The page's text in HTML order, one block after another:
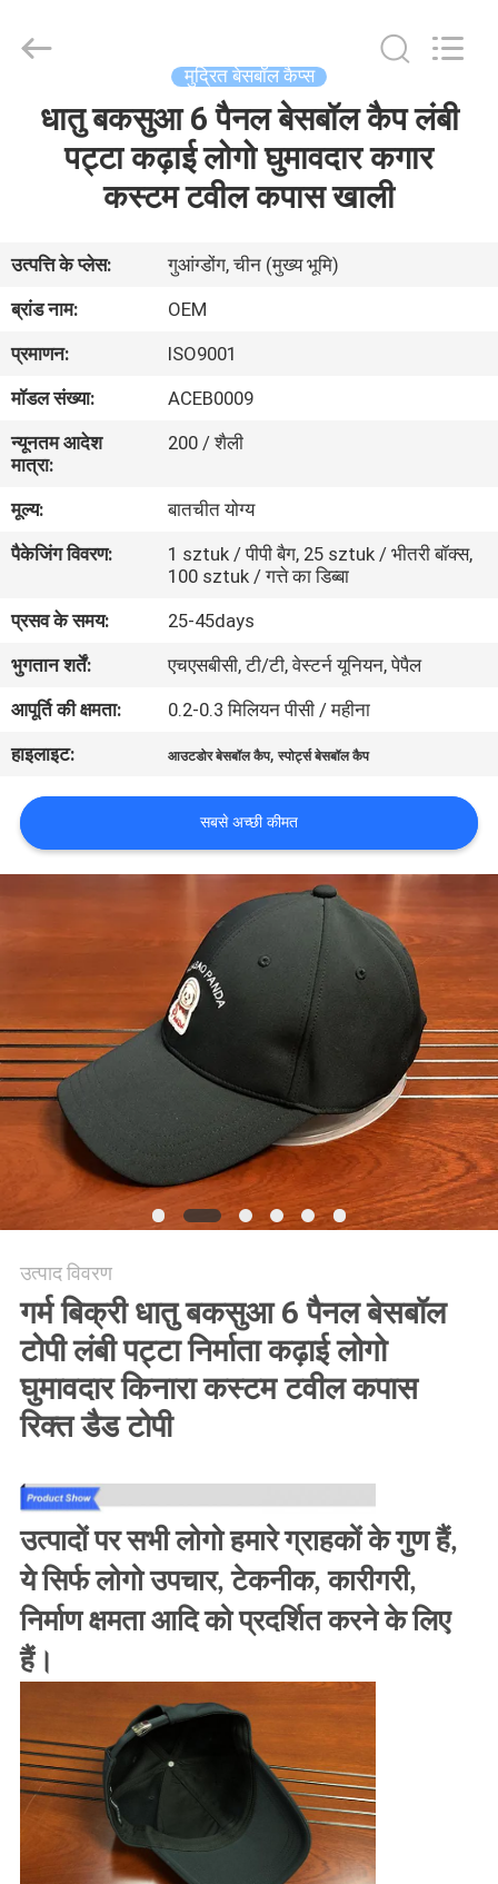
हमारे
बारे
में
कारखाना
भ्रमण
गुणवत्ता
नियंत्रण
संपर्क
करें
समाचार
मामलों
PRIVACY
Manufacturing
Reserved.
मुद्रित बेसबॉल कैप्स
धातु बकसुआ 6 पैनल बेसबॉल कैप लंबी
पट्टा कढ़ाई लोगो घुमावदार कगार
कस्टम टवील कपास खाली
उत्पत्ति के प्लेस:
गुआंग्डोंग, चीन (मुख्य भूमि)
ब्रांड नाम:
OEM
प्रमाणन:
ISO9001
मॉडल संख्या:
ACEB0009
न्यूनतम आदेश
मात्रा:
200 / शैली
मूल्य:
बातचीत योग्य
पैकेजिंग विवरण:
1 sztuk / पीपी बैग, 25 sztuk / भीतरी बॉक्स,
100 sztuk / गत्ते का डिब्बा
प्रसव के समय:
25-45days
भुगतान शर्तें:
एचएसबीसी, टी/टी, वेस्टर्न यूनियन, पेपैल
आपूर्ति की क्षमता:
0.2-0.3 मिलियन पीसी / महीना
हाइलाइट:
आउटडोर बेसबॉल कैप,स्पोर्ट्स बेसबॉल कैप
सबसे अच्छी कीमत
उत्पाद विवरण
गर्म बिक्री धातु बकसुआ 6 पैनल बेसबॉल
टोपी लंबी पट्टा निर्माता कढ़ाई लोगो
घुमावदार किनारा कस्टम टवील कपास
रिक्त डैड टोपी
उत्पादों पर सभी लोगो हमारे ग्राहकों के गुण हैं,
ये सिर्फ लोगो उपचार, टेकनीक, कारीगरी,
निर्माण क्षमता आदि को प्रदर्शित करने के लिए
हैं।